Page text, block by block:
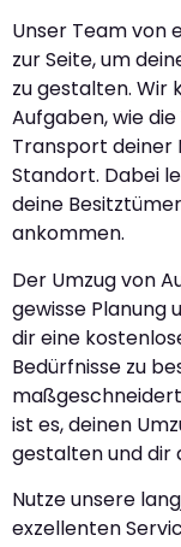
Unser Team von
zur Seite, um
zu gestalten. Wir
Aufgaben, wie
Transport deiner
Standort. Dabei
deine
ankommen.
Der Umzug von
gewisse Planung
dir eine
Bedürfnisse zu
ist es, deinen
gestalten und dir
Nutze unsere
exzellenten